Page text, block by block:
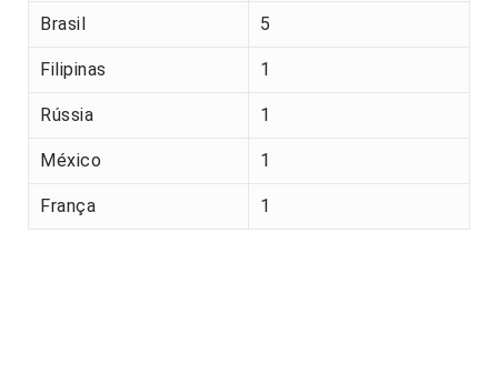
Brasil 5
Filipinas 1
Rússia 1
México 1
França 1